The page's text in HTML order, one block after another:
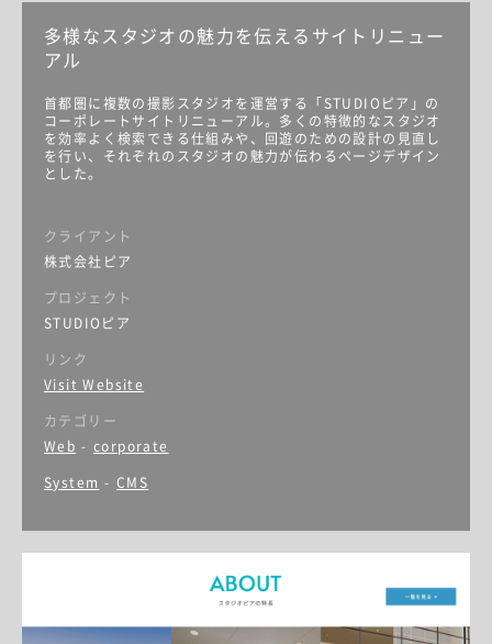
多様なスタジオの魅力を伝えるサイトリニュー
アル
首都圏に複数の撮影スタジオを運営する「STUDIOピア」の
コーポレートサイトリニューアル。多くの特徴的なスタジオ
を効率よく検索できる仕組みや、回遊のための設計の見直し
を行い、それぞれのスタジオの魅力が伝わるページデザイン
とした。
クライアント
株式会社ピア
プロジェクト
STUDIOピア
リンク
Visit Website
カテゴリー
Web - corporate
System - CMS